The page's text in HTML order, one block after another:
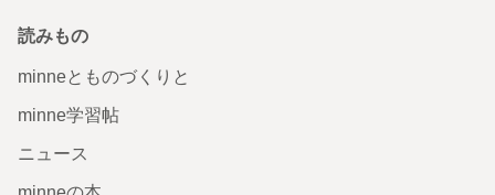
読みもの
minneとものづくりと
minne学習帖
ニュース